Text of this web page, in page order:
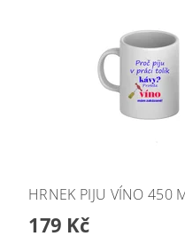
HRNEK PIJU VÍNO 450
179 Kč